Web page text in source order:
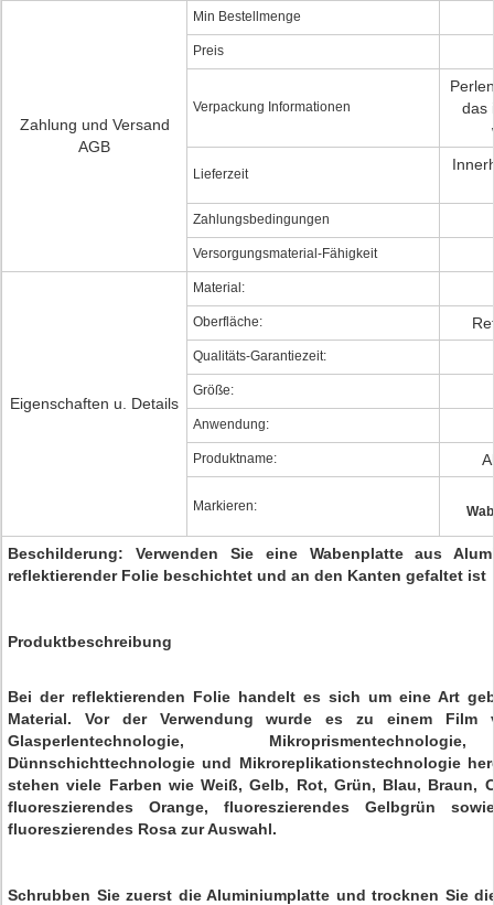
Zahlung und Versand
AGB
Min Bestellmenge
Preis
Verpackung Informationen
das
Lieferzeit
Zahlungsbedingungen
Versorgungsmaterial-Fähigkeit
Eigenschaften u. Details
Material:
Oberfläche:
Qualitäts-Garantiezeit:
Größe:
Anwendung:
Produktname:
Markieren:
Beschilderung: Verwenden Sie eine Wabenplatte aus
reflektierender Folie beschichtet und an den Kanten gefaltet ist
Produktbeschreibung
Bei der reflektierenden Folie handelt es sich um eine Art
Material. Vor der Verwendung wurde es zu einem Film
Glasperlentechnologie,
Dünnschichttechnologie und Mikroreplikationstechnologie
stehen viele Farben wie Weiß, Gelb, Rot, Grün, Blau, Braun,
fluoreszierendes Orange, fluoreszierendes Gelbgrün
fluoreszierendes Rosa zur Auswahl.
Schrubben Sie zuerst die Aluminiumplatte und trocknen Sie